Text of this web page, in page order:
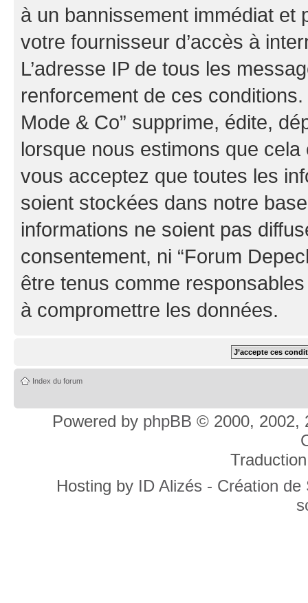
à un bannissement immédiat et
votre fournisseur d’accès à
L’adresse IP de tous les
renforcement de ces
Mode & Co” supprime, édite,
lorsque nous estimons que cela
vous acceptez que toutes les
soient stockées dans notre
informations ne soient pas
consentement, ni “Forum
être tenus comme
à compromettre les données.
Index du forum
Powered by phpBB © 2000, 2002,
Hosting by ID Alizés - Création